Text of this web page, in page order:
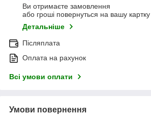
Ви отримаєте замовлення
або гроші повернуться на вашу картку
Детальніше
Післяплата
Оплата на рахунок
Всі умови оплати
Умови повернення